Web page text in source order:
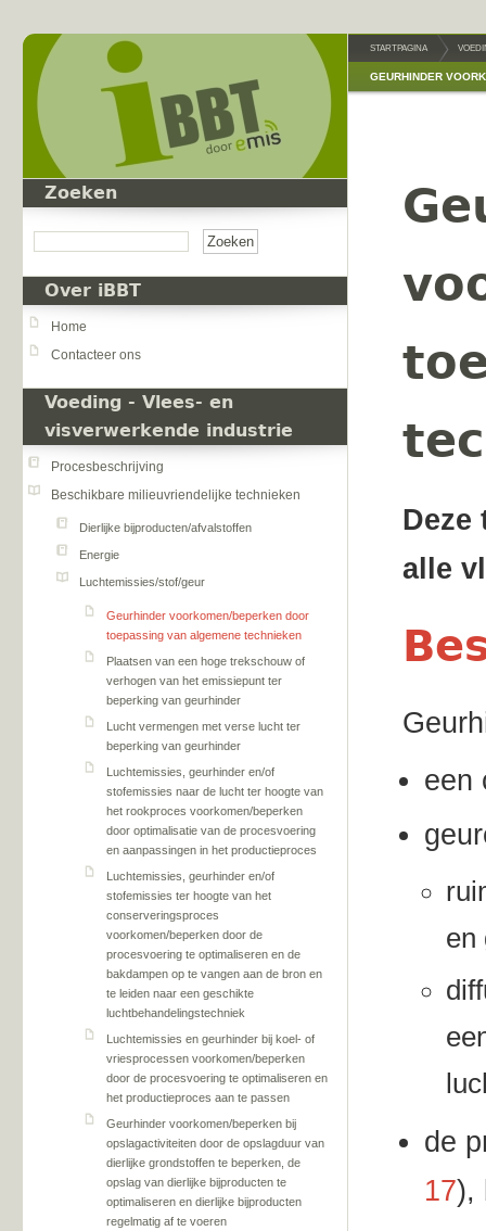
Zoeken
Over iBBT
Home
Contacteer ons
Voeding - Vlees- en
visverwerkende industrie
Procesbeschrijving
Beschikbare milieuvriendelijke technieken
Dierlijke bijproducten/afvalstoffen
Energie
Luchtemissies/stof/geur
Geurhinder voorkomen/beperken door
toepassing van algemene technieken
Plaatsen van een hoge trekschouw of
verhogen van het emissiepunt ter
beperking van geurhinder
Lucht vermengen met verse lucht ter
beperking van geurhinder
Luchtemissies, geurhinder en/of
stofemissies naar de lucht ter hoogte van
het rookproces voorkomen/beperken
door optimalisatie van de procesvoering
en aanpassingen in het productieproces
Luchtemissies, geurhinder en/of
stofemissies ter hoogte van het
conserveringsproces
voorkomen/beperken door de
procesvoering te optimaliseren en de
bakdampen op te vangen aan de bron en
te leiden naar een geschikte
luchtbehandelingstechniek
Luchtemissies en geurhinder bij koel- of
vriesprocessen voorkomen/beperken
door de procesvoering te optimaliseren en
het productieproces aan te passen
Geurhinder voorkomen/beperken bij
opslagactiviteiten door de opslagduur van
dierlijke grondstoffen te beperken, de
opslag van dierlijke bijproducten te
optimaliseren en dierlijke bijproducten
regelmatig af te voeren
STARTPAGINA
GEURHINDER
Deze
alle
een
en
de
17),